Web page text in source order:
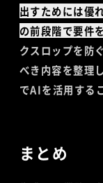
出すためには優
の前段階で要件
クスロップを防
べき内容を整理
でAIを活用する
まとめ